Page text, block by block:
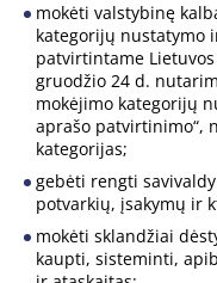
mokėti valstybinę
kategorijų nustatymo
patvirtintame
gruodžio 24 d.
mokėjimo kategorijų
aprašo patvirtinimo“,
kategorijas;
gebėti rengti
potvarkių, įsakymų ir
mokėti sklandžiai
kaupti, sisteminti,